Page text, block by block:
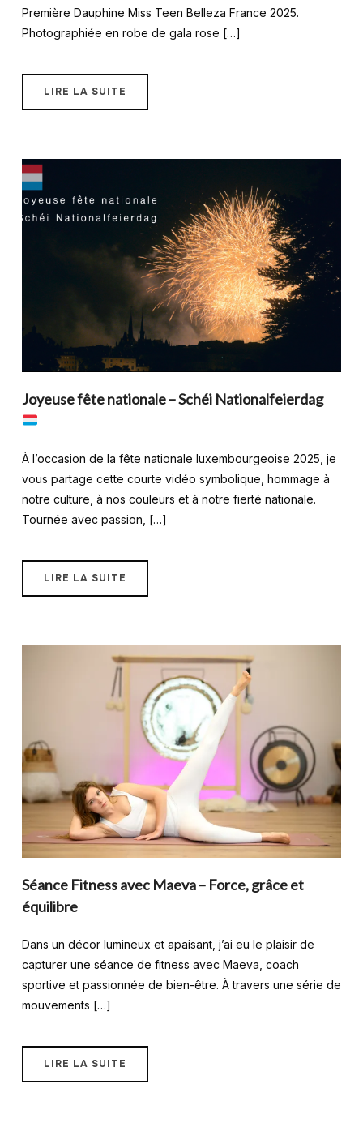
Première Dauphine Miss Teen Belleza France 2025.
Photographiée en robe de gala rose […]
LIRE LA SUITE
Joyeuse fête nationale – Schéi Nationalfeierdag
À l’occasion de la fête nationale luxembourgeoise 2025, je
vous partage cette courte vidéo symbolique, hommage à
notre culture, à nos couleurs et à notre fierté nationale.
Tournée avec passion, […]
LIRE LA SUITE
Séance Fitness avec Maeva – Force, grâce et
équilibre
Dans un décor lumineux et apaisant, j’ai eu le plaisir de
capturer une séance de fitness avec Maeva, coach
sportive et passionnée de bien-être. À travers une série de
mouvements […]
LIRE LA SUITE